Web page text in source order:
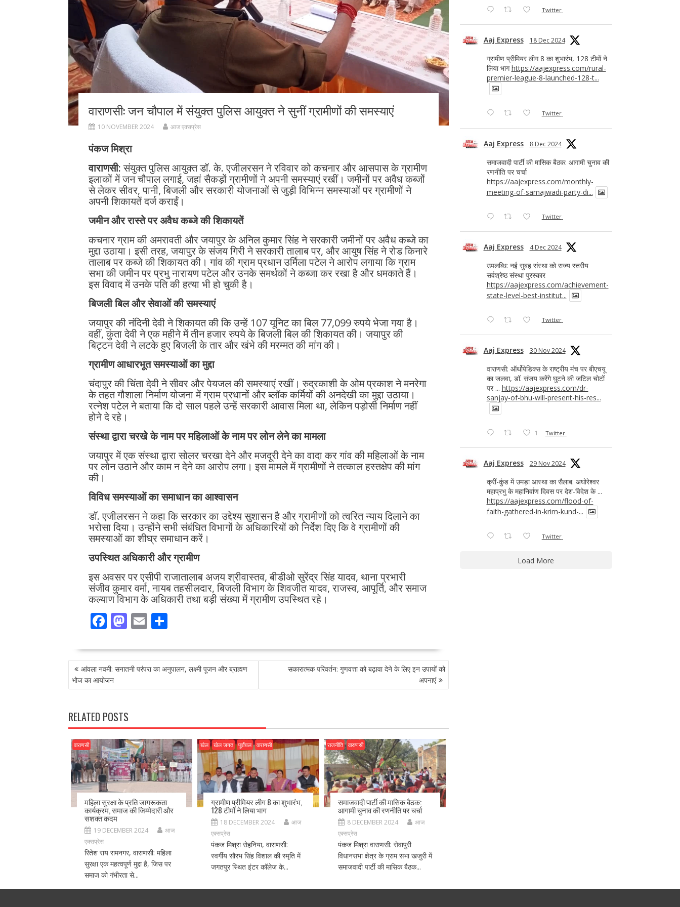
वाराणसी: जन चौपाल में संयुक्त पुलिस आयुक्त ने सुनीं ग्रामीणों की समस्याएं
10 NOVEMBER 2024 आज एक्सप्रेस
पंकज मिश्रा
वाराणसी:संयुक्त पुलिस आयुक्त डॉ. के. एजीलरसन ने रविवार को कचनार और आसपास के ग्रामीण
इलाकों में जन चौपाल लगाई, जहां सैकड़ों ग्रामीणों ने अपनी समस्याएं रखीं। जमीनों पर अवैध कब्जों
से लेकर सीवर, पानी, बिजली और सरकारी योजनाओं से जुड़ी विभिन्न समस्याओं पर ग्रामीणों ने
अपनी शिकायतें दर्ज कराईं।
जमीन और रास्ते पर अवैध कब्जे की शिकायतें
कचनार ग्राम की अमरावती और जयापुर के अनिल कुमार सिंह ने सरकारी जमीनों पर अवैध कब्जे का
मुद्दा उठाया। इसी तरह, जयापुर के संजय गिरी ने सरकारी तालाब पर, और आयुष सिंह ने रोड किनारे
तालाब पर कब्जे की शिकायत की। गांव की ग्राम प्रधान उर्मिला पटेल ने आरोप लगाया कि ग्राम
सभा की जमीन पर प्रभु नारायण पटेल और उनके समर्थकों ने कब्जा कर रखा है और धमकाते हैं।
इस विवाद में उनके पति की हत्या भी हो चुकी है।
बिजली बिल और सेवाओं की समस्याएं
जयापुर की नंदिनी देवी ने शिकायत की कि उन्हें 107 यूनिट का बिल 77,099 रुपये भेजा गया है।
वहीं, कुंता देवी ने एक महीने में तीन हजार रुपये के बिजली बिल की शिकायत की। जयापुर की
बिट्टन देवी ने लटके हुए बिजली के तार और खंभे की मरम्मत की मांग की।
ग्रामीण आधारभूत समस्याओं का मुद्दा
चंदापुर की चिंता देवी ने सीवर और पेयजल की समस्याएं रखीं। रुद्रकाशी के ओम प्रकाश ने मनरेगा
के तहत गौशाला निर्माण योजना में ग्राम प्रधानों और ब्लॉक कर्मियों की अनदेखी का मुद्दा उठाया।
रत्नेश पटेल ने बताया कि दो साल पहले उन्हें सरकारी आवास मिला था, लेकिन पड़ोसी निर्माण नहीं
होने दे रहे।
संस्था द्वारा चरखे के नाम पर महिलाओं के नाम पर लोन लेने का मामला
जयापुर में एक संस्था द्वारा सोलर चरखा देने और मजदूरी देने का वादा कर गांव की महिलाओं के नाम
पर लोन उठाने और काम न देने का आरोप लगा। इस मामले में ग्रामीणों ने तत्काल हस्तक्षेप की मांग
की।
विविध समस्याओं का समाधान का आश्वासन
डॉ. एजीलरसन ने कहा कि सरकार का उद्देश्य सुशासन है और ग्रामीणों को त्वरित न्याय दिलाने का
भरोसा दिया। उन्होंने सभी संबंधित विभागों के अधिकारियों को निर्देश दिए कि वे ग्रामीणों की
समस्याओं का शीघ्र समाधान करें।
उपस्थित अधिकारी और ग्रामीण
इस अवसर पर एसीपी राजातालाब अजय श्रीवास्तव, बीडीओ सुरेंद्र सिंह यादव, थाना प्रभारी
संजीव कुमार वर्मा, नायब तहसीलदार, बिजली विभाग के शिवजीत यादव, राजस्व, आपूर्ति, और समाज
कल्याण विभाग के अधिकारी तथा बड़ी संख्या में ग्रामीण उपस्थित रहे।
F
e
b
o
k
M
to
d
o
E
ai
l
S
ar
e
POST
NAVIGATION
आंवला नवमी: सनातनी परंपरा का अनुपालन, लक्ष्मी पूजन और ब्राह्मण
भोज का आयोजन
सकारात्मक परिवर्तन: गुणवत्ता को बढ़ावा देने के लिए इन उपायों को
अपनाएं
RELATED POSTS
वाराणसी
महिला सुरक्षा के प्रति जागरूकता
कार्यक्रम, समाज की जिम्मेदारी और
सशक्त कदम
19 DECEMBER 2024
आज
एक्सप्रेस
रितेश राय रामनगर, वाराणसी: महिला
सुरक्षा एक महत्वपूर्ण मुद्दा है, जिस पर
समाज को गंभीरता से...
खेल खेल जगत पूर्वांचल वाराणसी
ग्रामीण प्रीमियर लीग 8 का शुभारंभ,
128 टीमों ने लिया भाग
18 DECEMBER 2024
आज
एक्सप्रेस
पंकज मिश्रा रोहनिया, वाराणसी:
स्वर्गीय सौरभ सिंह विशाल की स्मृति में
जगतपुर स्थित इंटर कॉलेज के...
राजनीति वाराणसी
समाजवादी पार्टी की मासिक बैठक:
आगामी चुनाव की रणनीति पर चर्चा
8 DECEMBER 2024
आज
एक्सप्रेस
पंकज मिश्रा वाराणसी: सेवापुरी
विधानसभा क्षेत्र के ग्राम सभा खजुरी में
समाजवादी पार्टी की मासिक बैठक...
Twitter
Aaj Express 18 Dec 2024
ग्रामीण प्रीमियर लीग 8 का शुभारंभ, 128 टीमों ने
लिया भागhttps://aajexpress.com/rural-
premier-league-8-launched-128-t...
Twitter
Aaj Express 8 Dec 2024
समाजवादी पार्टी की मासिक बैठक: आगामी चुनाव की
रणनीति पर चर्चा
https://aajexpress.com/monthly-
meeting-of-samajwadi-party-di...
Twitter
Aaj Express 4 Dec 2024
उपलब्धि: नई सुबह संस्था को राज्य स्तरीय
सर्वश्रेष्ठ संस्था पुरस्कार
https://aajexpress.com/achievement-
state-level-best-institut...
Twitter
Aaj Express 30 Nov 2024
वाराणसी: ऑर्थोपेडिक्स के राष्ट्रीय मंच पर बीएचयू
का जलवा, डॉ. संजय करेंगे घुटने की जटिल चोटों
पर ... https://aajexpress.com/dr-
sanjay-of-bhu-will-present-his-res...
1 Twitter
Aaj Express 29 Nov 2024
क्रीं-कुंड में उमड़ा आस्था का सैलाब: अघोरेश्वर
महाप्रभु के महानिर्वाण दिवस पर देश-विदेश के ...
https://aajexpress.com/flood-of-
faith-gathered-in-krim-kund-...
Twitter
Load More